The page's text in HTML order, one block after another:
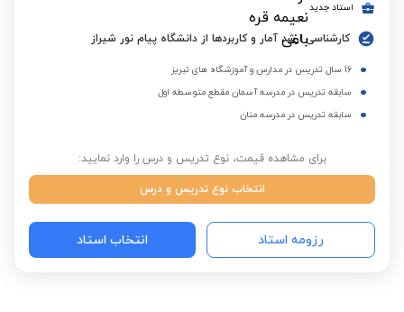
استاد جدید
کارشناسی ارشد آمار و کاربردها از دانشگاه پیام نور شیراز
16 سال تدریس در مدارس و آموزشگاه های تبریز
سابقه تدریس در مدرسه آسمان مقطع متوسطه اول
سابقه تدریس در مدرسه منان
برای مشاهده قیمت، نوع تدریس و درس را وارد نمایید:
انتخاب نوع تدریس و درس
رزومه استاد انتخاب استاد